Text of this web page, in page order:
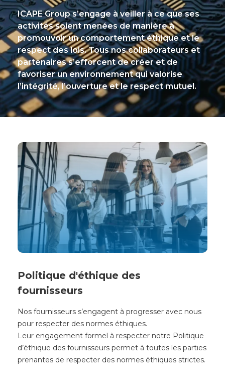
ICAPE Group s’engage à veiller à ce que ses
activités soient menées de manière à
promouvoir un comportement éthique et le
respect des lois. Tous nos collaborateurs et
partenaires s’efforcent de créer et de
favoriser un environnement qui valorise
l’intégrité, l’ouverture et le respect mutuel.
Politique d'éthique des
fournisseurs
Nos fournisseurs s’engagent à progresser avec nous
pour respecter des normes éthiques.
Leur engagement formel à respecter notre Politique
d’éthique des fournisseurs permet à toutes les parties
prenantes de respecter des normes éthiques strictes.